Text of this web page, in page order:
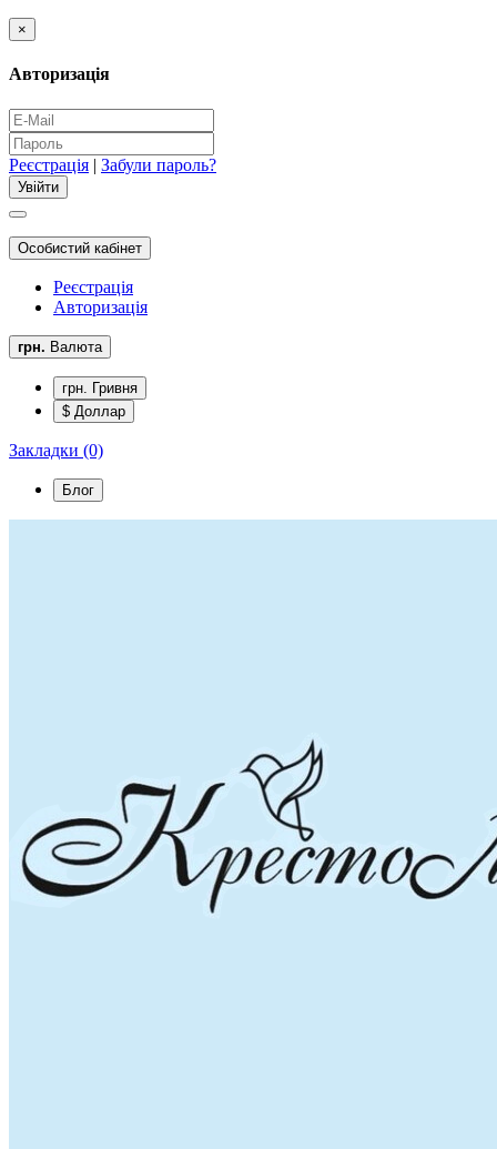
×
Авторизація
Реєстрація | Забули пароль?
Особистий кабінет
Реєстрація
Авторизація
грн. Валюта
грн. Гривня
$ Доллар
Закладки (0)
Блог